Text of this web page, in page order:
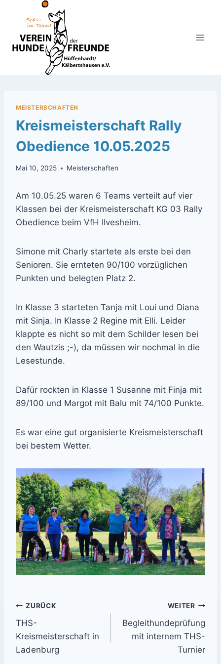
springen
MEISTERSCHAFTEN
Kreismeisterschaft Rally
Obedience 10.05.2025
Mai 10, 2025 Meisterschaften
Am 10.05.25 waren 6 Teams verteilt auf vier
Klassen bei der Kreismeisterschaft KG 03 Rally
Obedience beim VfH Ilvesheim.
Simone mit Charly startete als erste bei den
Senioren. Sie ernteten 90/100 vorzüglichen
Punkten und belegten Platz 2.
In Klasse 3 starteten Tanja mit Loui und Diana
mit Sinja. In Klasse 2 Regine mit Elli. Leider
klappte es nicht so mit dem Schilder lesen bei
den Wautzis ;-), da müssen wir nochmal in die
Lesestunde.
Dafür rockten in Klasse 1 Susanne mit Finja mit
89/100 und Margot mit Balu mit 74/100 Punkte.
Es war eine gut organisierte Kreismeisterschaft
bei bestem Wetter.
Beitrags-
Navigation
ZURÜCK
THS-
Kreismeisterschaft in
Ladenburg
WEITER
Begleithundeprüfung
mit internem THS-
Turnier